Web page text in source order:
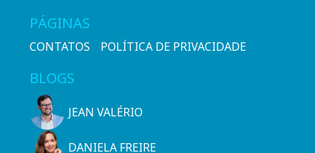
PÁGINAS
CONTATOS POLÍTICA DE PRIVACIDADE
BLOGS
JEAN VALÉRIO
DANIELA FREIRE